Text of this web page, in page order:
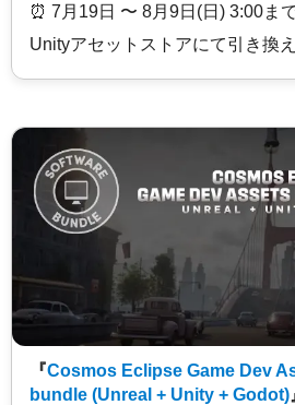
⏰️ 7月19日 〜 8月9日(日) 3:00ま
Unityアセットストアにて引き換
『Cosmos Eclipse Game Dev
bundle (Unreal + Unity + Godot)